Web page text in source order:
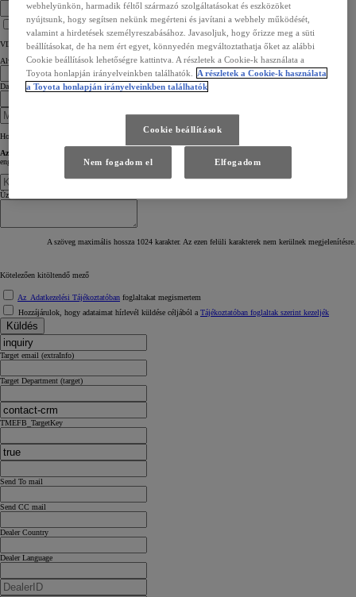
Kérdésem gépkocsival kapcsolatos
VIN szám megadása kötelező
Alvázszám (VIN)
Date of first registration
Hol találom az alvázszámot (VIN)?
Az alvázszám (Vehicle Identification Number – VIN)
engedélyének „E” pontjában, mely egy 17 karakterből álló alfanumerikus kód.
Üzenete
A szöveg maximális hossza 1024 karakter. Az ezen felüli karakterek nem kerülnek megjelenítésre.
Kötelezően kitöltendő mező
Az Adatkezelési Tájékoztatóban foglaltakat megismertem
Hozzájárulok, hogy adataimat hírlevél küldése céljából a Tájékoztatóban foglaltak szerint kezeljék
Küldés
Target email (extraInfo)
Target Department (target)
TMEFB_TargetKey
Send To mail
Send CC mail
Dealer Country
Dealer Language
webhelyünkön, harmadik féltől származó szolgáltatásokat és eszközöket
nyújtsunk, hogy segítsen nekünk megérteni és javítani a webhely működését,
valamint a hirdetések személyreszabásához. Javasoljuk, hogy őrizze meg a süti
beállításokat, de ha nem ért egyet, könnyedén megváltoztathatja őket az alábbi
Cookie beállítások lehetőségre kattintva. A részletek a Cookie-k használata a
Toyota honlapján irányelveinkben találhatók.
A részletek a Cookie-k használata
a Toyota honlapján irányelveinkben találhatók
Cookie beállítások
Nem fogadom el Elfogadom